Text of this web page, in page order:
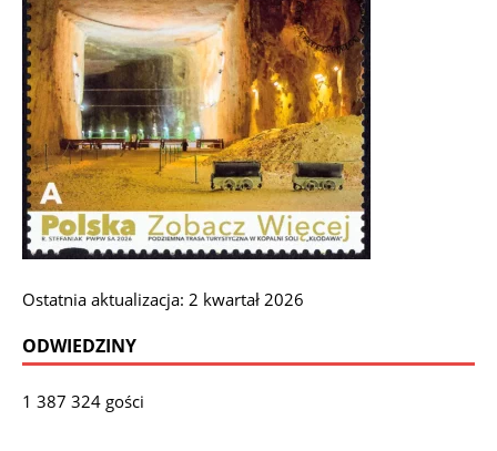
Ostatnia aktualizacja: 2 kwartał 2026
ODWIEDZINY
1 387 324 gości